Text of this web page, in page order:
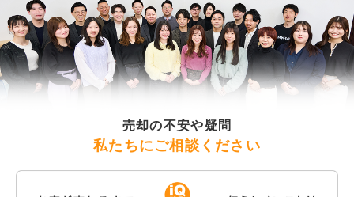
売却の不安や疑問
私たちにご相談ください